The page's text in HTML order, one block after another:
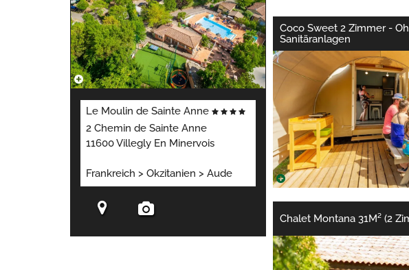
Le Moulin de Sainte Anne
2 Chemin de Sainte Anne
11600 Villegly En Minervois
Frankreich > Okzitanien > Aude
Coco Sweet 2 Zimmer -
Sanitäranlagen
Chalet Montana 31M² (2